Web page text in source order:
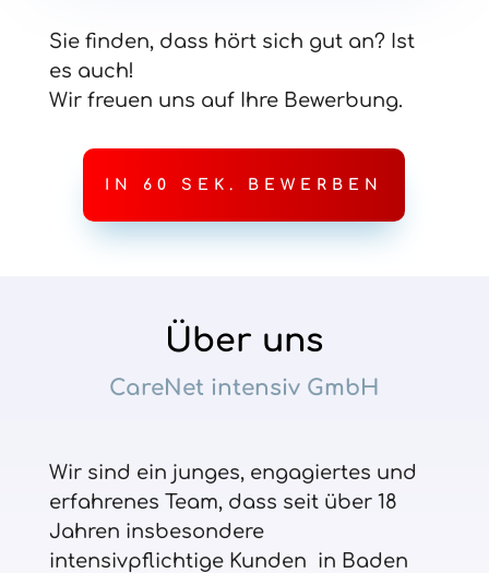
Sie finden, dass hört sich gut an? Ist
es auch!
Wir freuen uns auf Ihre Bewerbung.
IN 60 SEK. BEWERBEN
Über uns
CareNet intensiv GmbH
Wir sind ein junges, engagiertes und
erfahrenes Team, dass seit über 18
Jahren insbesondere
intensivpflichtige Kunden in Baden